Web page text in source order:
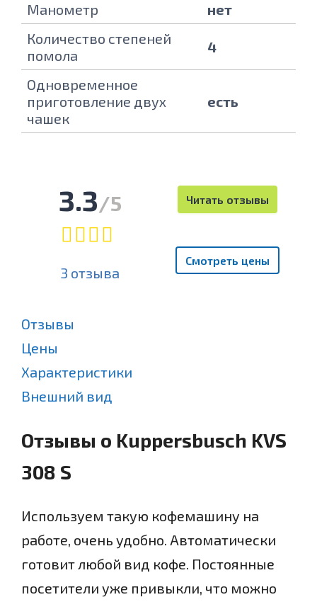
Манометр
нет
Количество степеней
помола
4
Одновременное
приготовление двух
чашек
есть
3.3/5
3 отзыва
Читать отзывы
Смотреть цены
Отзывы
Цены
Характеристики
Внешний вид
Отзывы о Kuppersbusch KVS
308 S
Используем такую кофемашину на
работе, очень удобно. Автоматически
готовит любой вид кофе. Постоянные
посетители уже привыкли, что можно